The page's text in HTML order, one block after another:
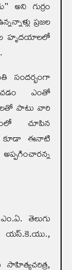
అని గుర్రం
ప్రజల
హృదయాలలో
సందర్భంగా
ఎంతో
పాటు వారి
చూపిన
కూడా ఈనాటి
తెలుగు
సాహిత్యచరిత్ర,